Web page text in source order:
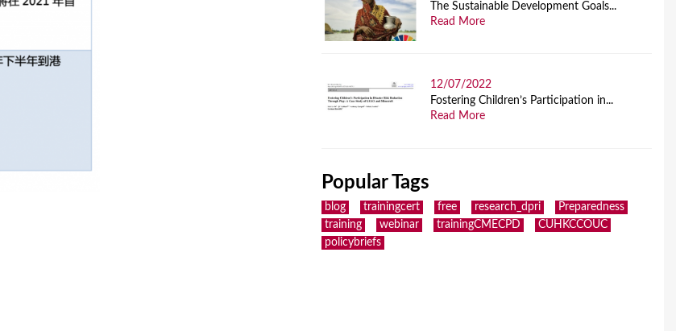
The Sustainable Development Goals...
Read More
12/07/2022
Fostering Children’s Participation in...
Read More
Popular Tags
blog trainingcert free research_dpri
Preparedness
training
webinar trainingCMECPD
CUHKCCOUC
policybriefs